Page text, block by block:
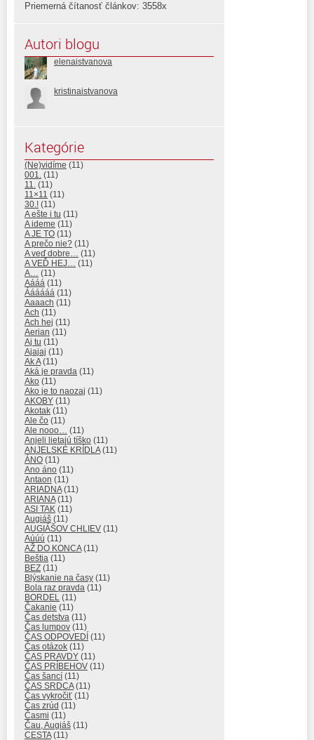
Priemerná čítanosť článkov: 3558x
Autori blogu
elenaistvanova
kristinaistvanova
Kategórie
(Ne)vidíme (11)
001. (11)
11. (11)
11×11 (11)
30.! (11)
A ešte i tu (11)
A ideme (11)
A JE TO (11)
A prečo nie? (11)
A veď dobre… (11)
A VEĎ HEJ… (11)
A… (11)
Aááá (11)
Áááááá (11)
Aaaach (11)
Ach (11)
Ach hej (11)
Aerian (11)
Aj tu (11)
Ajajaj (11)
Ak A(11)
Aká je pravda (11)
Ako (11)
Ako je to naozaj (11)
AKOBY (11)
Akotak (11)
Ale čo (11)
Ale nooo… (11)
Anjeli lietajú tíško (11)
ANJELSKÉ KRÍDLA(11)
ÁNO (11)
Ano áno (11)
Antaon (11)
ARIADNA(11)
ARIANA(11)
ASI TAK (11)
Augiáš (11)
AUGIÁŠOV CHLIEV (11)
Aúúú (11)
AŽ DO KONCA(11)
Beštia (11)
BEZ (11)
Blýskanie na časy (11)
Bola raz pravda (11)
BORDEL (11)
Čakanie (11)
Čas detstva (11)
Čas lumpov (11)
ČAS ODPOVEDÍ (11)
Čas otázok (11)
ČAS PRAVDY (11)
ČAS PRÍBEHOV (11)
Čas šancí (11)
ČAS SRDCA(11)
Čas vykročiť (11)
Čas zrúd (11)
Časmi (11)
Čau, Augiáš (11)
CESTA(11)